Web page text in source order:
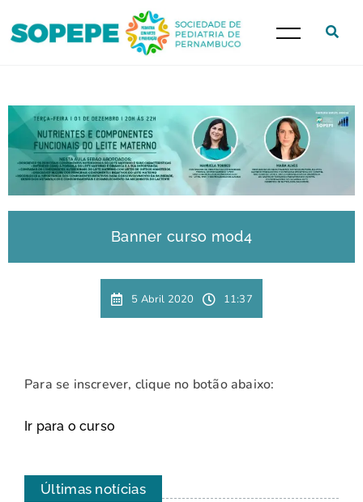
Banner curso mod4
5 Abril 2020 11:37
Para se inscrever, clique no botão abaixo:
Ir para o curso
Últimas notícias